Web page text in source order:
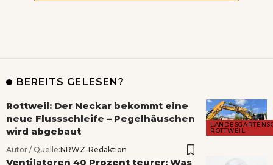
BEREITS GELESEN?
ROTTWEIL
Rottweil: Der Neckar bekommt eine
neue Flussschleife – Pegelhäuschen
wird abgebaut
Autor / Quelle:NRWZ-Redaktion
Ventilatoren 40 Prozent teurer: Was